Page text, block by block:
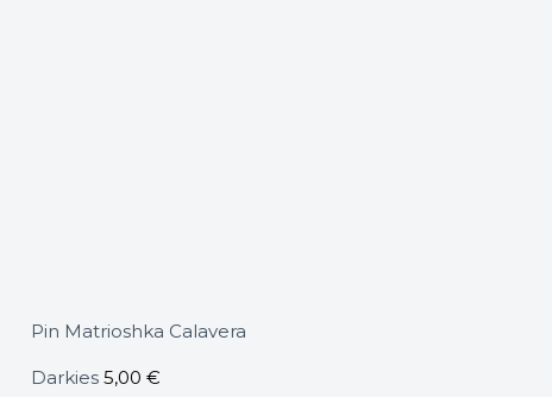
Pin Matrioshka Calavera
Darkies 5,00 €